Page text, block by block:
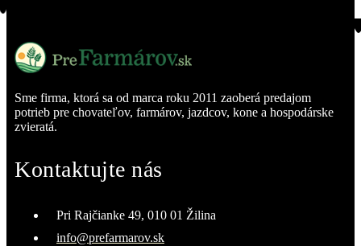
Sme firma, ktorá sa od marca roku 2011 zaoberá predajom
potrieb pre chovateľov, farmárov, jazdcov, kone a hospodárske
zvieratá.
Kontaktujte nás
Pri Rajčianke 49, 010 01 Žilina
info@prefarmarov.sk